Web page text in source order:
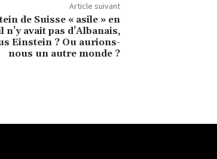
Article suivant
de Suisse « asile » en
n’y avait pas d’Albanais,
Einstein ? Ou aurions-
nous un autre monde ?